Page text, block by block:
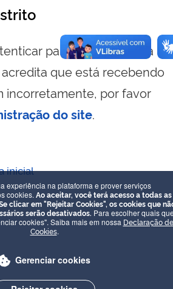
para visualizar essa
que está recebendo
incorretamente, por favor
do site.
inicial
experiência na plataforma e prover serviços
cookies. Ao aceitar, você terá acesso a todas as
clicar em "Rejeitar Cookies", os cookies que
serão desativados. Para escolher quais
cookies". Saiba mais em nossa Declaração de
Cookies.
Gerenciar cookies